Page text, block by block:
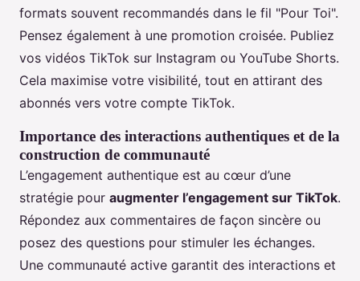
formats souvent recommandés dans le fil "Pour Toi".
Pensez également à une promotion croisée. Publiez
vos vidéos TikTok sur Instagram ou YouTube Shorts.
Cela maximise votre visibilité, tout en attirant des
abonnés vers votre compte TikTok.
Importance des interactions authentiques et de la
construction de communauté
L’engagement authentique est au cœur d’une
stratégie pour augmenter l’engagement sur TikTok.
Répondez aux commentaires de façon sincère ou
posez des questions pour stimuler les échanges.
Une communauté active garantit des interactions et